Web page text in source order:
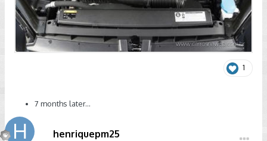
1
7 months later...
henriquepm25